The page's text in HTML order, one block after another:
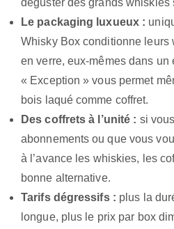
Le packaging luxueux :
Whisky Box conditionne leurs
en verre, eux-mêmes dans
« Exception » vous permet
bois laqué comme coffret.
Des coffrets à l’unité : si
abonnements ou que vous
à l’avance les whiskies, les
bonne alternative.
Tarifs dégressifs : plus la
longue, plus le prix par box